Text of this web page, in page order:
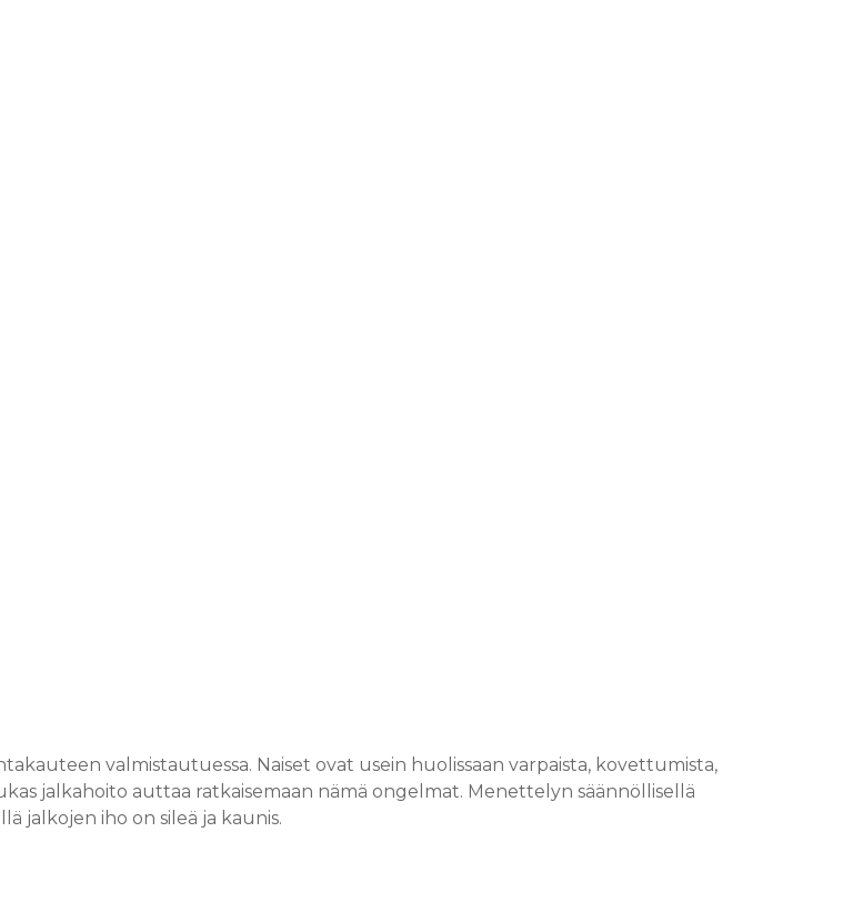
valmistautuessa. Naiset ovat usein huolissaan varpaista, kovettumista,
jalkahoito auttaa ratkaisemaan nämä ongelmat. Menettelyn säännöllisellä
jalkojen iho on sileä ja kaunis.